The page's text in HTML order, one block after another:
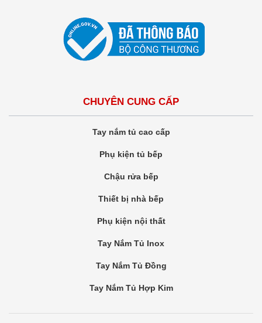
CHUYÊN CUNG CẤP
Tay nắm tủ cao cấp
Phụ kiện tủ bếp
Chậu rửa bếp
Thiết bị nhà bếp
Phụ kiện nội thất
Tay Nắm Tủ Inox
Tay Nắm Tủ Đồng
Tay Nắm Tủ Hợp Kim